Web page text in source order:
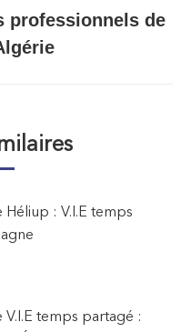
professionnels de
Héliup : V.I.E temps
V.I.E temps partagé :